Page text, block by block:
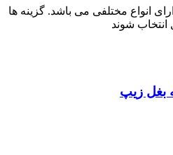
انواع مختلفی می باشد. گزینه ها
شوند